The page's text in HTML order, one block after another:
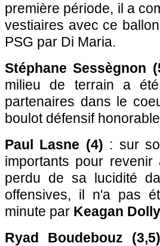
première période, il a
vestiaires avec ce
PSG par Di Maria.
Stéphane Sessègnon
milieu de terrain a
partenaires dans le
boulot défensif
Paul Lasne (4) : sur
importants pour
perdu de sa lucidité
offensives, il n'a pas
minute par Keagan
Ryad Boudebouz (3,5)